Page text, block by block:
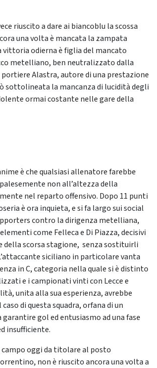
riuscito a dare ai biancoblu la scossa
una volta è mancata la zampata
vittoria odierna è figlia del mancato
metelliano, ben neutralizzato dalla
portiere Alastra, autore di una prestazione
sottolineata la mancanza di lucidità degli
ormai costante nelle gare della
è che qualsiasi allenatore farebbe
non all’altezza della
nel reparto offensivo. Dopo 11 punti
è ora inquieta, e si fa largo sui social
contro la dirigenza metelliana,
come Felleca e Di Piazza, decisivi
della scorsa stagione, senza sostituirli
siciliano in particolare vanta
in C, categoria nella quale si è distinto
e i campionati vinti con Lecce e
unita alla sua esperienza, avrebbe
di questa squadra, orfana di un
garantire gol ed entusiasmo ad una fase
insufficiente.
oggi da titolare al posto
non è riuscito ancora una volta a